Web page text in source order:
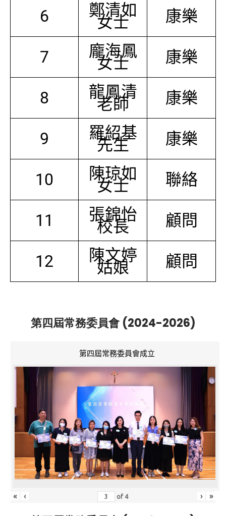
6 鄭清如
女士 康樂
7 龐海鳳
女士 康樂
8 龍鳳清
老師 康樂
9 羅紹基
先生 康樂
10 陳琼如
女士 聯絡
11 張錦怡
校長 顧問
12 陳文婷
姑娘 顧問
第四屆常務委員會 (2024-2026)
第四屆常務委員會成立
« ‹ of 4 › »